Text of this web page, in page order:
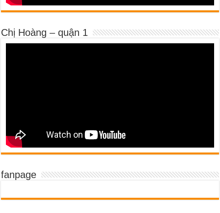
Chị Hoàng – quận 1
fanpage